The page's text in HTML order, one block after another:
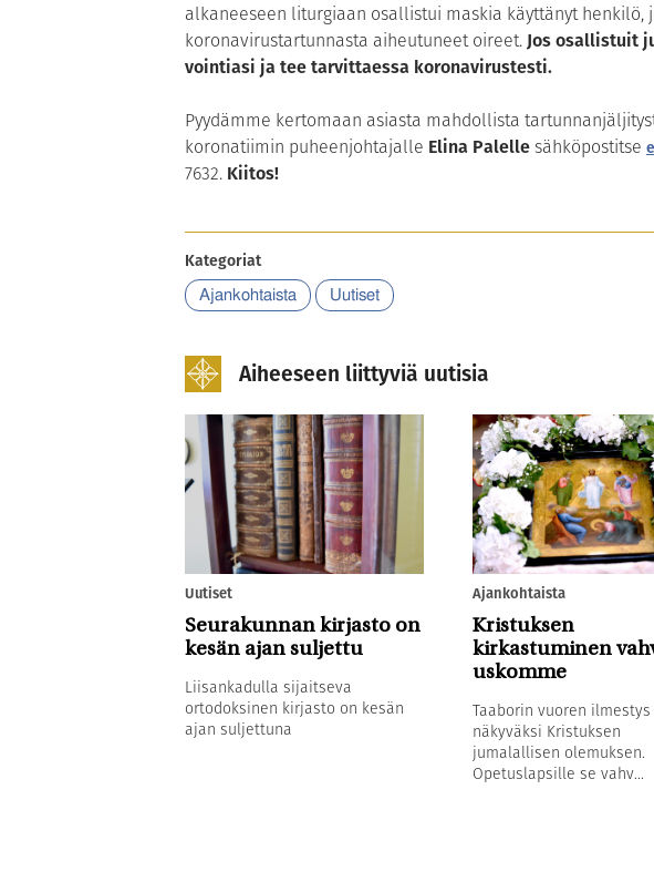
alkaneeseen liturgiaan osallistui maskia käyttänyt
koronavirustartunnasta aiheutuneet oireet.Jos osallistuit
vointiasi ja tee tarvittaessa koronavirustesti.
Pyydämme kertomaan asiasta mahdollista
koronatiimin puheenjohtajalle Elina Palellesähköpostitse
7632. Kiitos!
Kategoriat
Ajankohtaista Uutiset
Aiheeseen liittyviä uutisia
Uutiset
Seurakunnan kirjasto on
kesän ajan suljettu
Liisankadulla sijaitseva
ortodoksinen kirjasto on kesän
ajan suljettuna
Ajankohtaista
Kristuksen
kirkastuminen
uskomme
Taaborin vuoren
näkyväksi Kristuksen
jumalallisen olemuksen.
Opetuslapsille se vahv...